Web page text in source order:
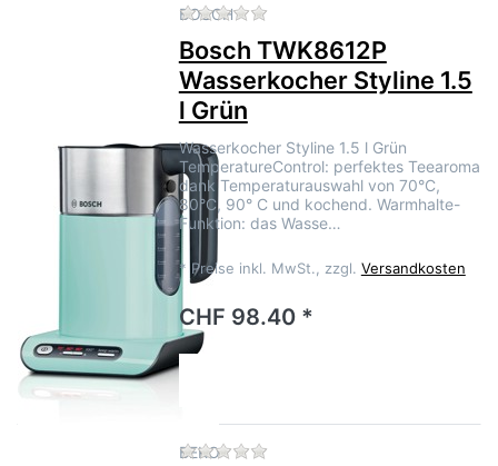
BOSCH Zu diesem Produkt liegen
Bosch TWK8612P
Wasserkocher Styline 1.5
l Grün
Wasserkocher Styline 1.5 l Grün
TemperatureControl: perfektes Teearoma
dank Temperaturauswahl von 70°C,
80°C, 90° C und kochend. Warmhalte-
Funktion: das Wasse…
* Preise inkl. MwSt., zzgl. Versandkosten
CHF 98.40 *
BEKO Zu diesem Produkt liegen